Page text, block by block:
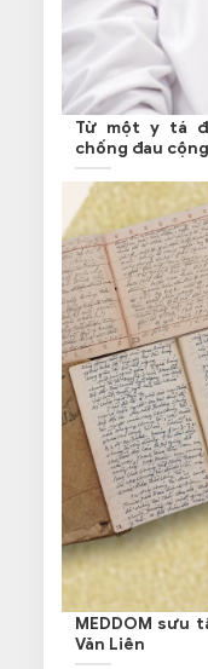
Từ một y tá
chống đau
MEDDOM sưu
Văn Liên